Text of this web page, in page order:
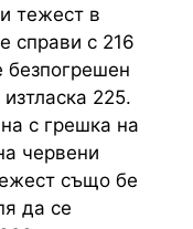
тежест в
справи с 216
безпогрешен
225.
с грешка на
червени
също бе
да се